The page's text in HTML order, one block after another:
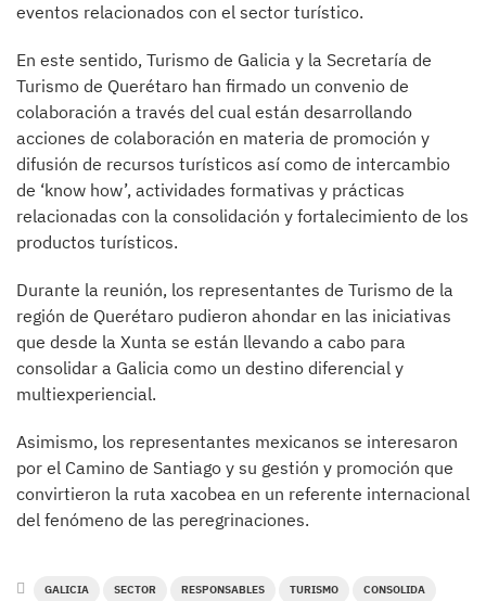
eventos relacionados con el sector turístico.
En este sentido, Turismo de Galicia y la Secretaría de
Turismo de Querétaro han firmado un convenio de
colaboración a través del cual están desarrollando
acciones de colaboración en materia de promoción y
difusión de recursos turísticos así como de intercambio
de ‘know how’, actividades formativas y prácticas
relacionadas con la consolidación y fortalecimiento de los
productos turísticos.
Durante la reunión, los representantes de Turismo de la
región de Querétaro pudieron ahondar en las iniciativas
que desde la Xunta se están llevando a cabo para
consolidar a Galicia como un destino diferencial y
multiexperiencial.
Asimismo, los representantes mexicanos se interesaron
por el Camino de Santiago y su gestión y promoción que
convirtieron la ruta xacobea en un referente internacional
del fenómeno de las peregrinaciones.
GALICIA SECTOR RESPONSABLES TURISMO CONSOLIDA